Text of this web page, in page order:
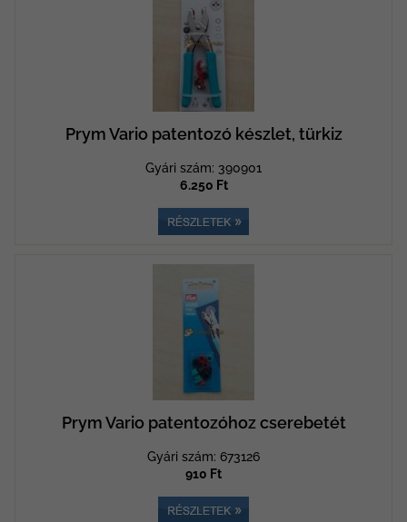
Prym Vario patentozó készlet, türkiz
Gyári szám: 390901
6.250 Ft
Prym Vario patentozóhoz cserebetét
Gyári szám: 673126
910 Ft